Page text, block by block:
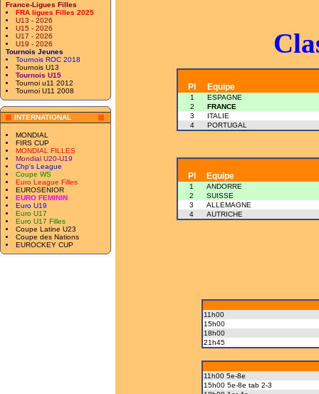
France-Ligues Filles
FRA ligues Filles 2025
U13 - 2026
U15 - 2026
U17 - 2026
U19 - 2026
Tournois Jeunes
Tournois ROC 2018
Tournois U13
Tournois U15
Tournoi u11 2012
Tournoi U11 2008
INTERNATIONAL
MONDIAL
FIRS CUP
MONDIAL FILLES
Mondial U20-U19
Chp's League
Coupe WS
Euro League Filles
EUROSENIOR
EURO FEMININ
Euro U19
Euro U17
Euro U17 Filles
Coupe Latine U23
Coupe des Nations
EUROCKEY CUP
Pl Equipe
1
ESPAGNE
2
FRANCE
3
ITALIE
4
PORTUGAL
Pl Equipe
1
ANDORRE
2
SUISSE
3
ALLEMAGNE
4
AUTRICHE
11h00
15h00
18h00
21h45
11h00 5e-8e
15h00 5e-8e tab 2-3